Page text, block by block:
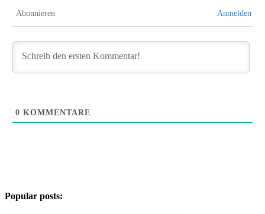
Abonnieren Anmelden
0 KOMMENTARE
Popular posts: